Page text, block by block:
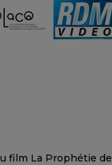
film La Prophétie